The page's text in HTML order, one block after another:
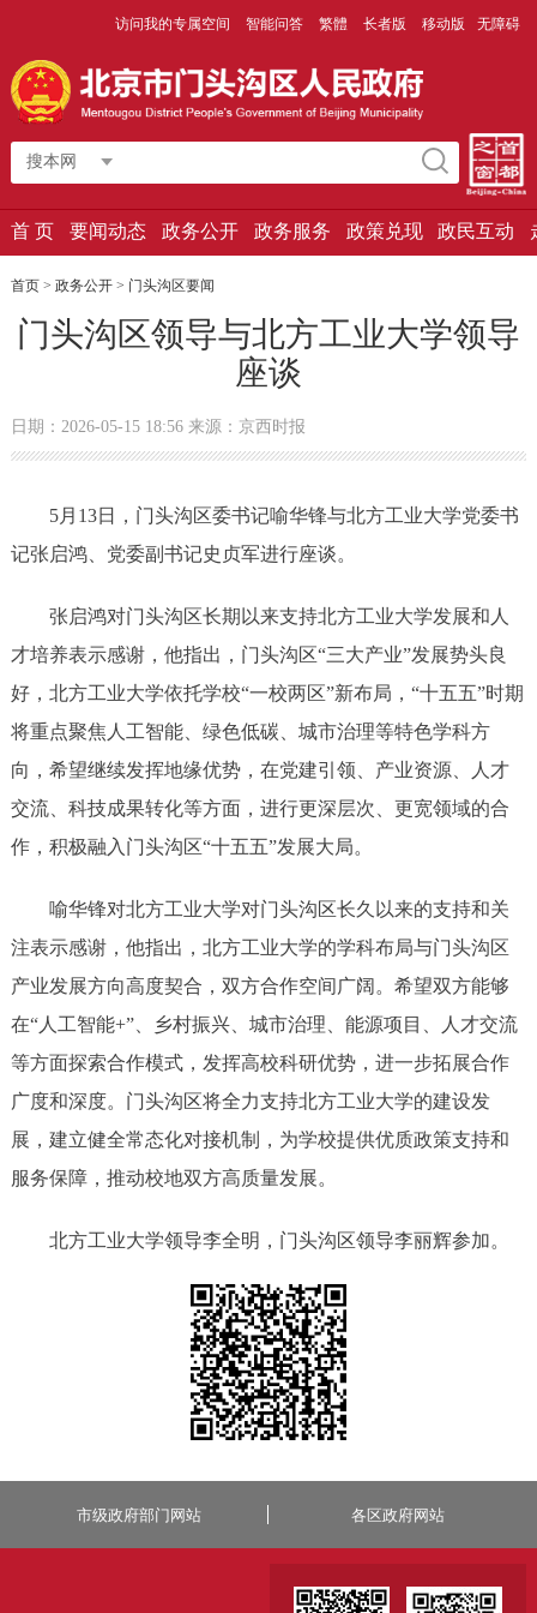
访问我的专属空间 智能问答 繁體 长者版 移动版 无障碍
搜本网
首 页 要闻动态 政务公开 政务服务 政策兑现 政民互动
首页> 政务公开> 门头沟区要闻
门头沟区领导与北方工业大学领导
座谈
日期：2026-05-15 18:56 来源：京西时报
5月13日，门头沟区委书记喻华锋与北方工业大学党委书
记张启鸿、党委副书记史贞军进行座谈。
张启鸿对门头沟区长期以来支持北方工业大学发展和人
才培养表示感谢，他指出，门头沟区“三大产业”发展势头良
好，北方工业大学依托学校“一校两区”新布局，“十五五”时期
将重点聚焦人工智能、绿色低碳、城市治理等特色学科方
向，希望继续发挥地缘优势，在党建引领、产业资源、人才
交流、科技成果转化等方面，进行更深层次、更宽领域的合
作，积极融入门头沟区“十五五”发展大局。
喻华锋对北方工业大学对门头沟区长久以来的支持和关
注表示感谢，他指出，北方工业大学的学科布局与门头沟区
产业发展方向高度契合，双方合作空间广阔。希望双方能够
在“人工智能+”、乡村振兴、城市治理、能源项目、人才交流
等方面探索合作模式，发挥高校科研优势，进一步拓展合作
广度和深度。门头沟区将全力支持北方工业大学的建设发
展，建立健全常态化对接机制，为学校提供优质政策支持和
服务保障，推动校地双方高质量发展。
北方工业大学领导李全明，门头沟区领导李丽辉参加。
市级政府部门网站 各区政府网站